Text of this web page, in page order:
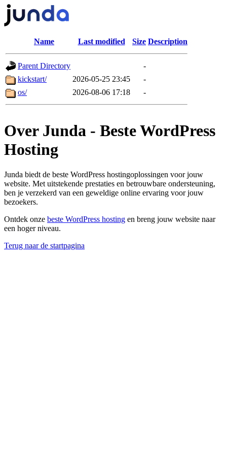
Name Last modified Size Description
Parent Directory
-
kickstart/
2026-05-25 23:45
-
os/
2026-08-06 17:18 -
Over Junda - Beste WordPress
Hosting
Junda biedt de beste WordPress hostingoplossingen voor jouw
website. Met uitstekende prestaties en betrouwbare ondersteuning,
ben je verzekerd van een geweldige online ervaring voor jouw
bezoekers.
Ontdek onze beste WordPress hosting en breng jouw website naar
een hoger niveau.
Terug naar de startpagina